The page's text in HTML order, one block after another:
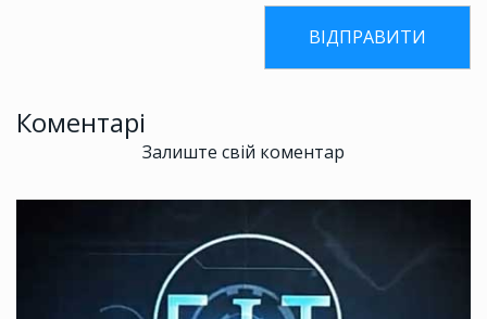
Коментарі
Залиште свій коментар